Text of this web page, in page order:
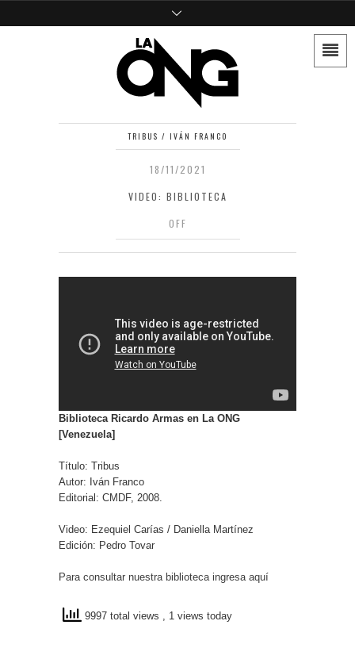
TRIBUS / IVÁN FRANCO
18/11/2021
VIDEO: BIBLIOTECA
OFF
Biblioteca Ricardo Armas en La ONG
[Venezuela]
Título: Tribus
Autor: Iván Franco
Editorial: CMDF, 2008.
Video: Ezequiel Carías / Daniella Martínez
Edición: Pedro Tovar
Para consultar nuestra biblioteca ingresa aquí
9997 total views , 1 views today